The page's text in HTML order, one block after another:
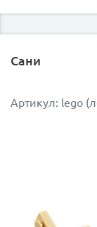
Сани
Артикул: lego